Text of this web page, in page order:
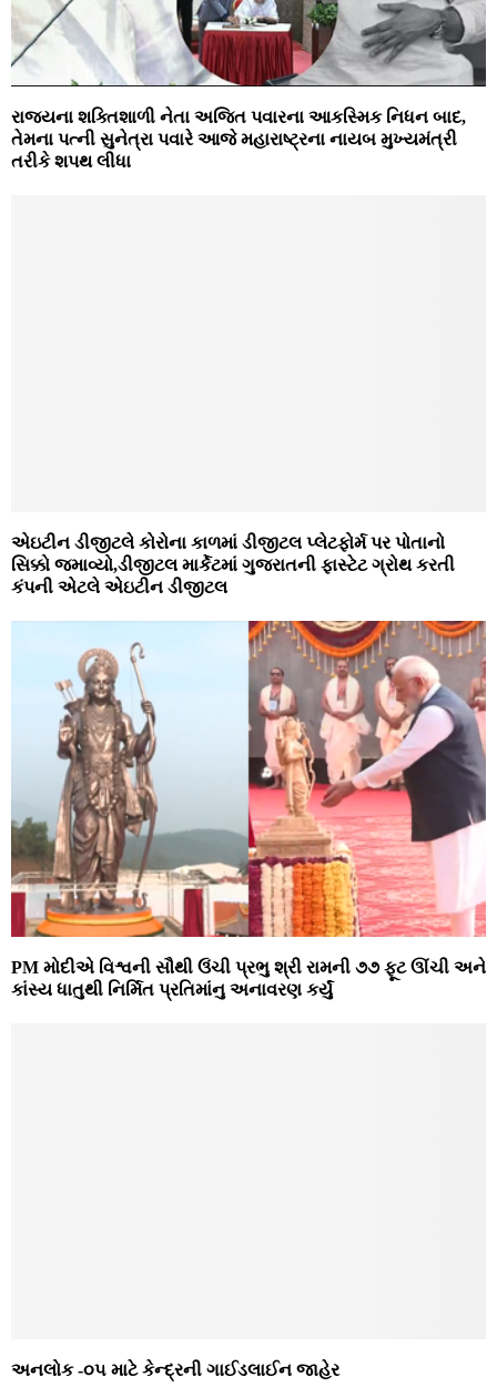
રાજ્યના શક્તિશાળી નેતા અજિત પવારના આકસ્મિક નિધન બાદ,
તેમના પત્ની સુનેત્રા પવારે આજે મહારાષ્ટ્રના નાયબ મુખ્યમંત્રી
તરીકે શપથ લીધા
એઇટીન ડીજીટલે કોરોના કાળમાં ડીજીટલ પ્લેટફોર્મ પર પોતાનો
સિક્કો જમાવ્યો,ડીજીટલ માર્કેટમાં ગુજરાતની ફાસ્ટેટ ગ્રોથ કરતી
કંપની એટલે એઇટીન ડીજીટલ
PM મોદીએ વિશ્વની સૌથી ઉંચી પ્રભુ શ્રી રામની ૭૭ ફૂટ ઊંચી અને
કાંસ્ય ધાતુથી નિર્મિત પ્રતિમાંનુ અનાવરણ કર્યું
અનલોક -૦૫ માટે કેન્દ્રની ગાઈડલાઈન જાહેર